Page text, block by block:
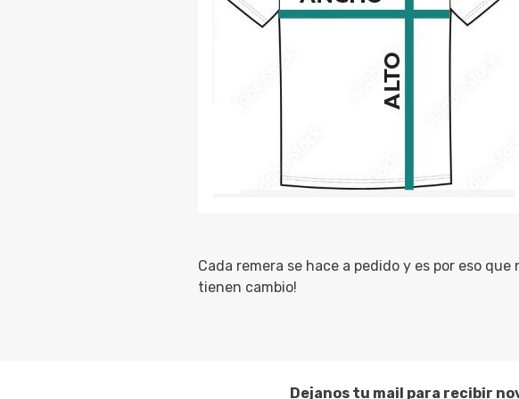
Cada remera se hace a pedido y es por eso que
tienen cambio!
Dejanos tu mail para recibir